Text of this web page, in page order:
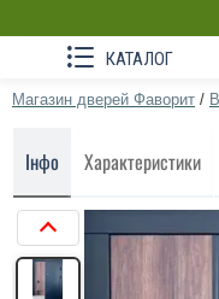
КАТАЛОГ
Магазин дверей Фаворит /
Інфо Характеристики